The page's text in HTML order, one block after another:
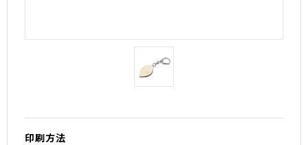
印刷方法